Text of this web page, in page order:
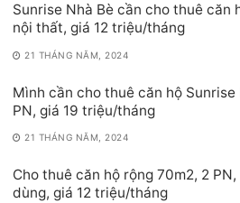
Sunrise Nhà Bè cần cho thuê căn
nội thất, giá 12 triệu/tháng
21 THÁNG NĂM, 2024
Mình cần cho thuê căn hộ
PN, giá 19 triệu/tháng
21 THÁNG NĂM, 2024
Cho thuê căn hộ rộng 70m2, 2
dùng, giá 12 triệu/tháng